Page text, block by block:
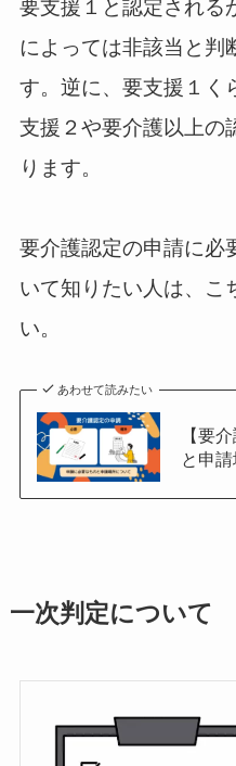
要支援１と認定される
によっては非該当と判
す。逆に、要支援１く
支援２や要介護以上の
ります。
要介護認定の申請に必
いて知りたい人は、こ
い。
あわせて読みたい
【要
と申
一次判定について